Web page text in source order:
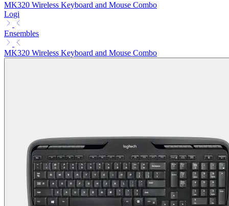
MK320 Wireless Keyboard and Mouse Combo
Logi
Ensembles
MK320 Wireless Keyboard and Mouse Combo